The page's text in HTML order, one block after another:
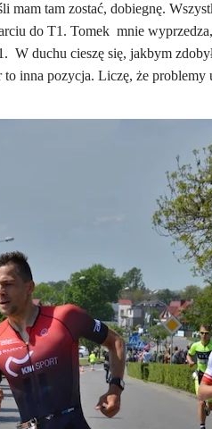
mam tam zostać, dobiegnę.
do T1. Tomek mnie
W duchu cieszę się, jakbym
inna pozycja. Liczę, że